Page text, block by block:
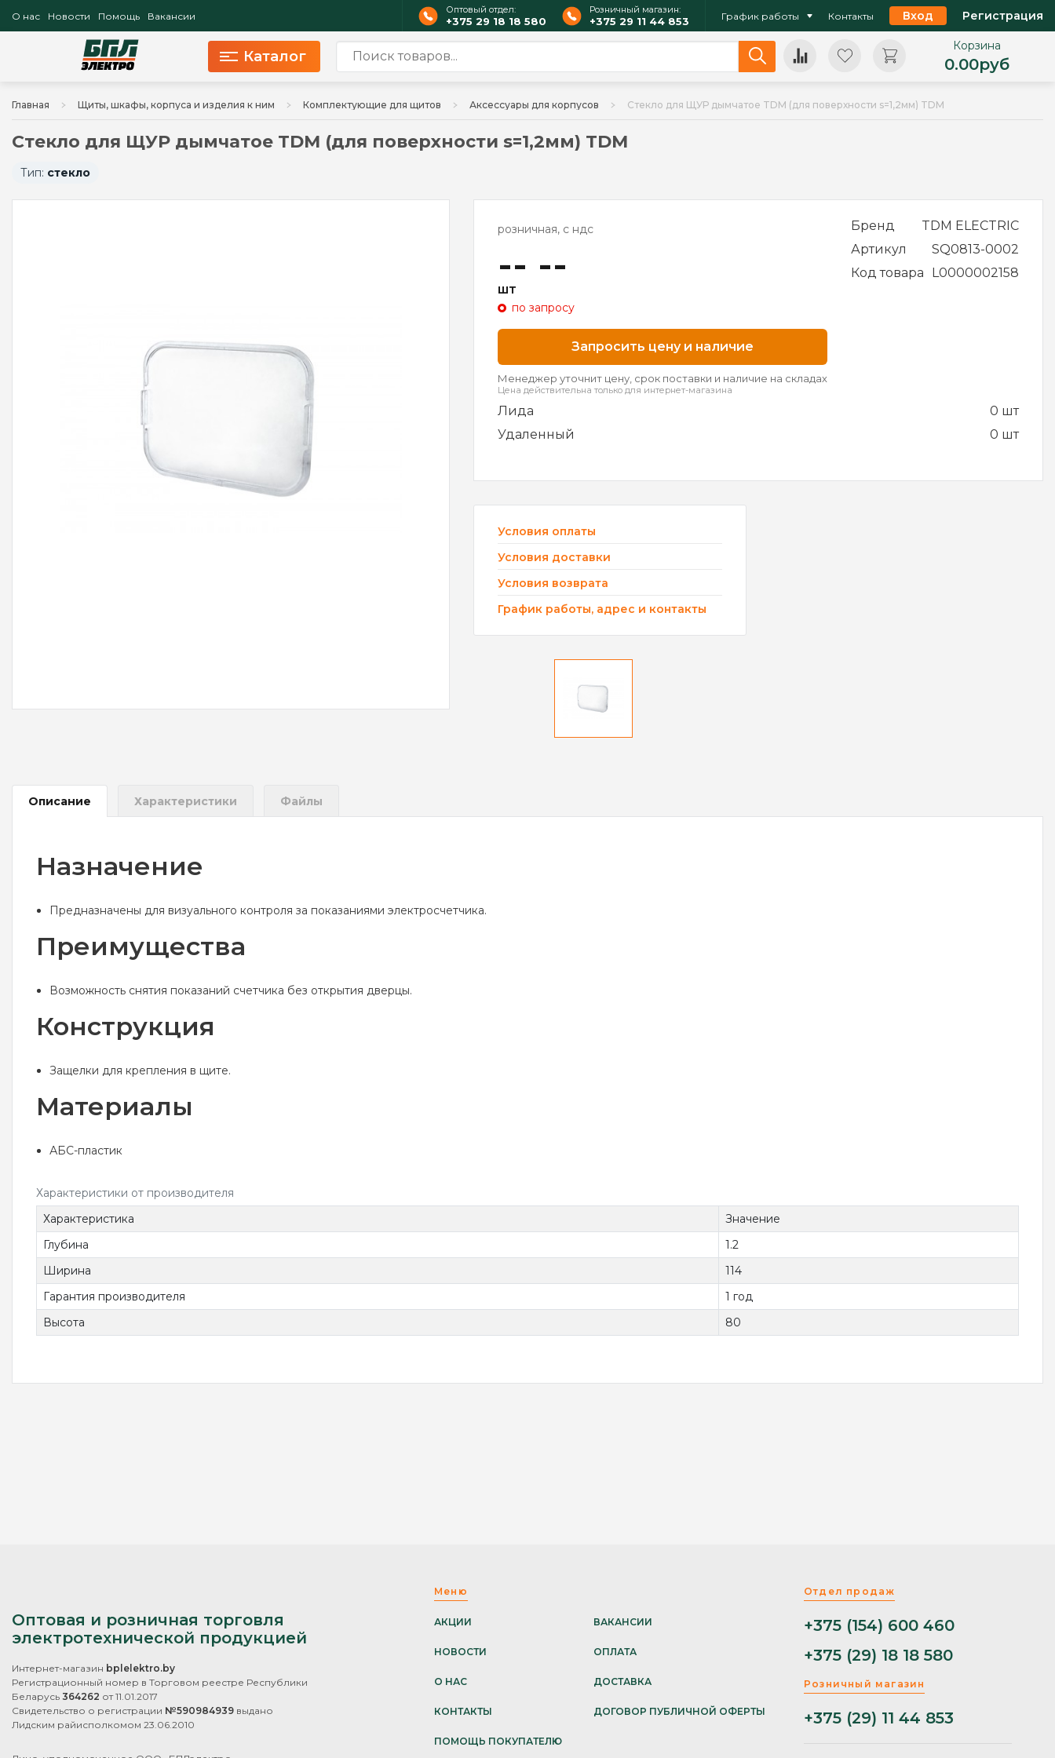
О нас Новости Помощь Вакансии
Оптовый отдел:
+375 29 18 18 580
Розничный магазин:
+375 29 11 44 853 График работы Контакты Вход Регистрация
Каталог
Корзина
0.00руб
Главная Щиты, шкафы, корпуса и изделия к ним Комплектующие для щитов Аксессуары для корпусов Стекло для ЩУР дымчатое TDM (для поверхности s=1,2мм) TDM
Стекло для ЩУР дымчатое TDM (для поверхности s=1,2мм) TDM
Тип: стекло
розничная, с ндс
-- --
шт
по запросу
Запросить цену и наличие
Менеджер уточнит цену, срок поставки и наличие на складах
Цена действительна только для интернет-магазина
Бренд
TDM ELECTRIC
Артикул
SQ0813-0002
Код товара
L0000002158
Лида
0 шт
Удаленный
0 шт
Условия оплаты
Условия доставки
Условия возврата
График работы, адрес и контакты
Описание Характеристики Файлы
Назначение
Предназначены для визуального контроля за показаниями электросчетчика.
Преимущества
Возможность снятия показаний счетчика без открытия дверцы.
Конструкция
Защелки для крепления в щите.
Материалы
АБС-пластик
Характеристики от производителя
Характеристика
Значение
Глубина
1.2
Ширина
114
Гарантия производителя
1 год
Высота
80
Оптовая и розничная торговля
электротехнической продукцией
Интернет-магазин bplelektro.by
Регистрационный номер в Торговом реестре Республики
Беларусь 364262 от 11.01.2017
Свидетельство о регистрации №590984939 выдано
Лидским райисполкомом 23.06.2010
Меню
АКЦИИ
НОВОСТИ
О НАС
КОНТАКТЫ
ПОМОЩЬ ПОКУПАТЕЛЮ
ВАКАНСИИ
ОПЛАТА
ДОСТАВКА
ДОГОВОР ПУБЛИЧНОЙ ОФЕРТЫ
Отдел продаж
+375 (154) 600 460
+375 (29) 18 18 580
Розничный магазин
+375 (29) 11 44 853